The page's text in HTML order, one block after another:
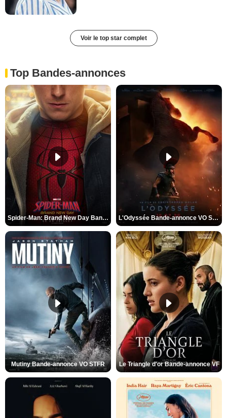
Voir le top star complet
Top Bandes-annonces
Spider-Man: Brand New Day Bande-annonce VO STFR L'Odyssée Bande-annonce VO STFR
Mutiny Bande-annonce VO STFR Le Triangle d'or Bande-annonce VF